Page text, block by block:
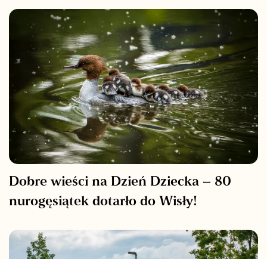
Dobre wieści na Dzień Dziecka – 80
nurogęsiątek dotarło do Wisły!